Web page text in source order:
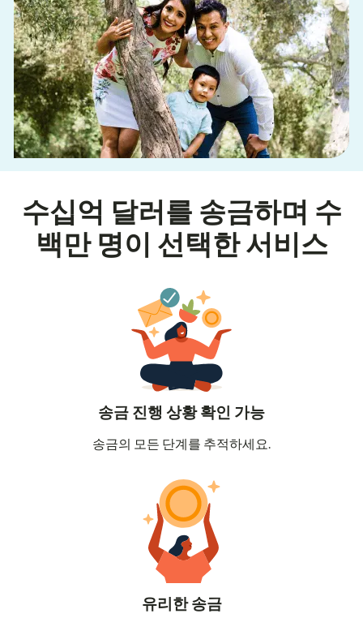
수십억 달러를 송금하며 수
백만 명이 선택한 서비스
송금 진행 상황 확인 가능
송금의 모든 단계를 추적하세요.
유리한 송금